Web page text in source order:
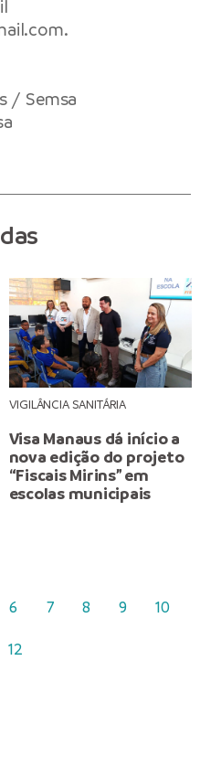
.
/ Semsa
VIGILÂNCIA SANITÁRIA
Visa Manaus dá início a
nova edição do projeto
“Fiscais Mirins” em
escolas municipais
6 7 8 9 10
12